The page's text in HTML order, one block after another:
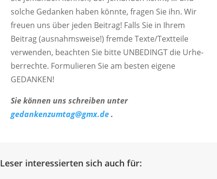
solche Gedanken haben könnte, fragen Sie ihn. Wir
freuen uns über jeden Beitrag! Falls Sie in Ihrem
Beitrag (ausnahms­weise!) fremde Texte/Textteile
verwenden, beachten Sie bitte UNBEDINGT die Urhe­
ber­rechte. Formu­lieren Sie am besten eigene
GEDANKEN!
Sie können uns schreiben unter
gedankenzumtag@gmx.de.
Leser interessierten sich auch für: